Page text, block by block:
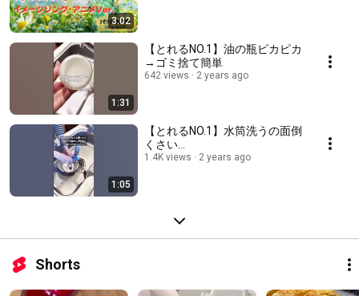
3:02
1:31
【とれるNO.1】油の瓶ピカピカ
→ゴミ捨て簡単
642 views 2 years ago
1:05
【とれるNO.1】水筒洗うの面倒
くさい…
1.4K views 2 years ago
Shorts